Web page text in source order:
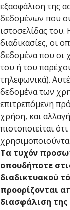
εξασφάλιση της
δεδομένων που
ιστοσελίδας του.
διαδικασίες, οι
δεδομένα που οι
του ή του
τηλεφωνικά).
δεδομένα των
επιτρεπόμενη
χρήση, και
πιστοποιείται
Τα τυχόν
οπουδήποτε
διαδικτυακού
προορίζονται
διασφάλιση της